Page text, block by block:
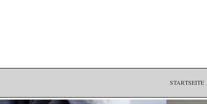
STARTSEITE